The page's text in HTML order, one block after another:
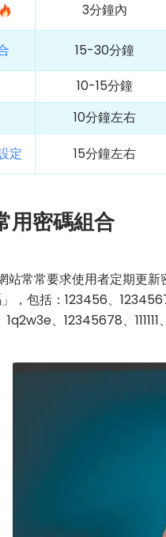
3分鐘內
15-30分鐘
10-15分鐘
10分鐘左右
定
15分鐘左右
用密碼組合
站常常要求使用者定期更
」，包括：123456、
、12345678、